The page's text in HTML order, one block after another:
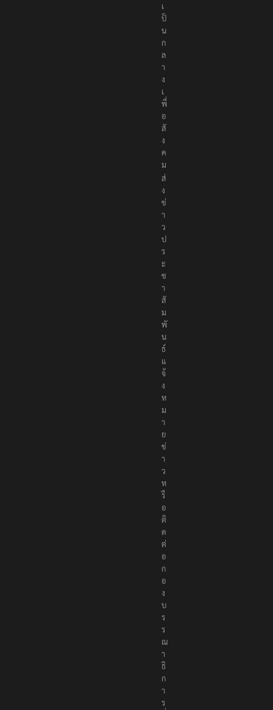
เ
ป็
น
ก
ล
า
ง
เ
พื่
อ
สั
ง
ค
ม
ส่
ง
ข่
า
ว
ป
ร
ะ
ช
า
สั
ม
พั
น
ธ์
แ
จ้
ง
ห
ม
า
ย
ข่
า
ว
ห
รื
อ
ติ
ด
ต่
อ
ก
อ
ง
บ
ร
ร
ณ
า
ธิ
ก
า
ร